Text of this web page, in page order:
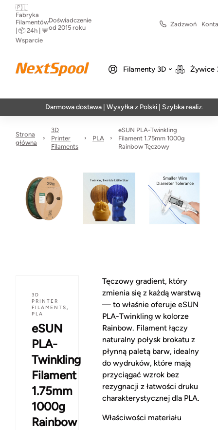
🇵🇱
Fabryka
Filamentów
| 📦 24h | 💬
Wsparcie
Doświadczenie
od 2015 roku
Zadzwoń
Filamenty 3D Żywice
Darmowa dostawa | Wysyłka z Polski | Szybka realizacja w 24h
Strona
główna
3D
Printer
Filaments
PLA
eSUN PLA-Twinkling
Filament 1.75mm 1000g
Rainbow Tęczowy
3D
PRINTER
FILAMENTS,
PLA
eSUN
PLA-
Twinkling
Filament
1.75mm
1000g
Rainbow
Tęczowy gradient, który
zmienia się z każdą warstwą
— to właśnie oferuje eSUN
PLA-Twinkling w kolorze
Rainbow. Filament łączy
naturalny połysk brokatu z
płynną paletą barw, idealny
do wydruków, które mają
przyciągać wzrok bez
rezygnacji z łatwości druku
charakterystycznej dla PLA.
Właściwości materiału